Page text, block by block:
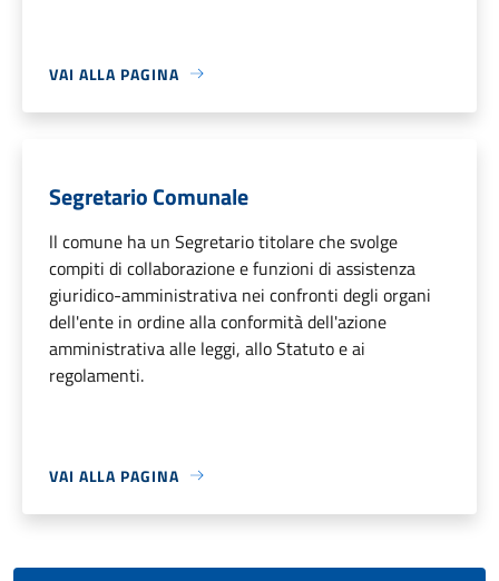
VAI ALLA PAGINA
Segretario Comunale
ll comune ha un Segretario titolare che svolge
compiti di collaborazione e funzioni di assistenza
giuridico-amministrativa nei confronti degli organi
dell'ente in ordine alla conformità dell'azione
amministrativa alle leggi, allo Statuto e ai
regolamenti.
VAI ALLA PAGINA